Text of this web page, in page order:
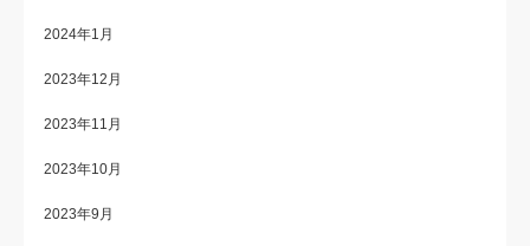
2024年1月
2023年12月
2023年11月
2023年10月
2023年9月